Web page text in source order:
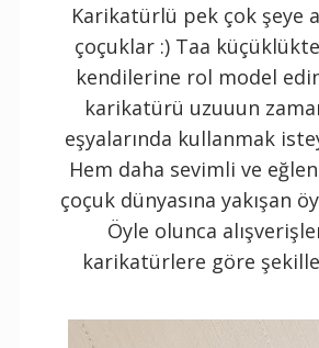
Karikatürlü pek çok şeye
çoçuklar :) Taa
kendilerine rol model
karikatürü uzuuun
eşyalarında kullanmak
Hem daha sevimli ve
çoçuk dünyasına yakışan
Öyle olunca
karikatürlere göre